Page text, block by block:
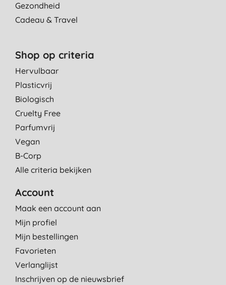
Gezondheid
Cadeau & Travel
Shop op criteria
Hervulbaar
Plasticvrij
Biologisch
Cruelty Free
Parfumvrij
Vegan
B-Corp
Alle criteria bekijken
Account
Maak een account aan
Mijn profiel
Mijn bestellingen
Favorieten
Verlanglijst
Inschrijven op de nieuwsbrief